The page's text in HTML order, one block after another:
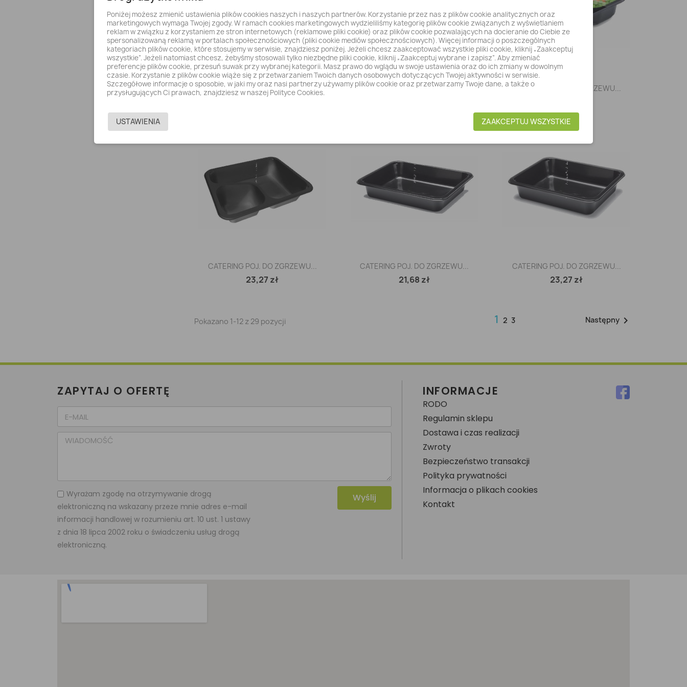
Szybki podgląd
CATERING POJ. DO ZGRZEWU... Szybki podgląd
CATERING POJ. DO ZGRZEWU...  Szybki podgląd
CATERING POJ. DO ZGRZEWU...
Szybki podgląd
CATERING POJ. DO ZGRZEWU...
23,27 zł
Szybki podgląd
CATERING POJ. DO ZGRZEWU...
21,68 zł
Szybki podgląd
CATERING POJ. DO ZGRZEWU...
23,27 zł
Pokazano 1-12 z 29 pozycji 1 2 3 Następny
ZAPYTAJ O OFERTĘ
Wyrażam zgodę na otrzymywanie drogą
elektroniczną na wskazany przeze mnie adres e-mail
informacji handlowej w rozumieniu art. 10 ust. 1 ustawy
z dnia 18 lipca 2002 roku o świadczeniu usług drogą
elektroniczną.
Wyślij
INFORMACJE
RODO
Regulamin sklepu
Dostawa i czas realizacji
Zwroty
Bezpieczeństwo transakcji
Polityka prywatności
Informacja o plikach cookies
Kontakt
Poniżej możesz zmienić ustawienia plików cookies naszych i naszych partnerów. Korzystanie przez nas z plików cookie analitycznych oraz
marketingowych wymaga Twojej zgody. W ramach cookies marketingowych wydzieliliśmy kategorię plików cookie związanych z wyświetlaniem
reklam w związku z korzystaniem ze stron internetowych (reklamowe pliki cookie) oraz plików cookie pozwalających na docieranie do Ciebie ze
spersonalizowaną reklamą w portalach społecznościowych (pliki cookie mediów społecznościowych). Więcej informacji o poszczególnych
kategoriach plików cookie, które stosujemy w serwisie, znajdziesz poniżej. Jeżeli chcesz zaakceptować wszystkie pliki cookie, kliknij „Zaakceptuj
wszystkie”. Jeżeli natomiast chcesz, żebyśmy stosowali tylko niezbędne pliki cookie, kliknij „Zaakceptuj wybrane i zapisz”. Aby zmieniać
preferencje plików cookie, przesuń suwak przy wybranej kategorii. Masz prawo do wglądu w swoje ustawienia oraz do ich zmiany w dowolnym
czasie. Korzystanie z plików cookie wiąże się z przetwarzaniem Twoich danych osobowych dotyczących Twojej aktywności w serwisie.
Szczegółowe informacje o sposobie, w jaki my oraz nasi partnerzy używamy plików cookie oraz przetwarzamy Twoje dane, a także o
przysługujących Ci prawach, znajdziesz w naszej Polityce Cookies.
USTAWIENIA ZAAKCEPTUJ WSZYSTKIE